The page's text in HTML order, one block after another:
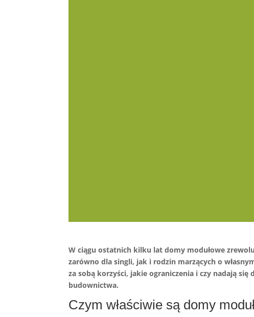
W ciągu ostatnich kilku lat domy modułowe
zarówno dla singli, jak i rodzin marzących o
za sobą korzyści, jakie ograniczenia i czy nadają
budownictwa.
Czym właściwie są domy